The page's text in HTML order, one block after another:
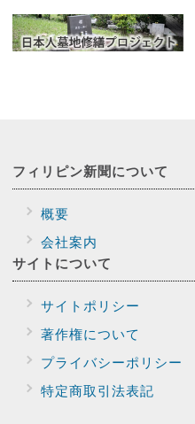
フィリピン新聞について
概要
会社案内
サイトについて
サイトポリシー
著作権について
プライバシーポリシー
特定商取引法表記